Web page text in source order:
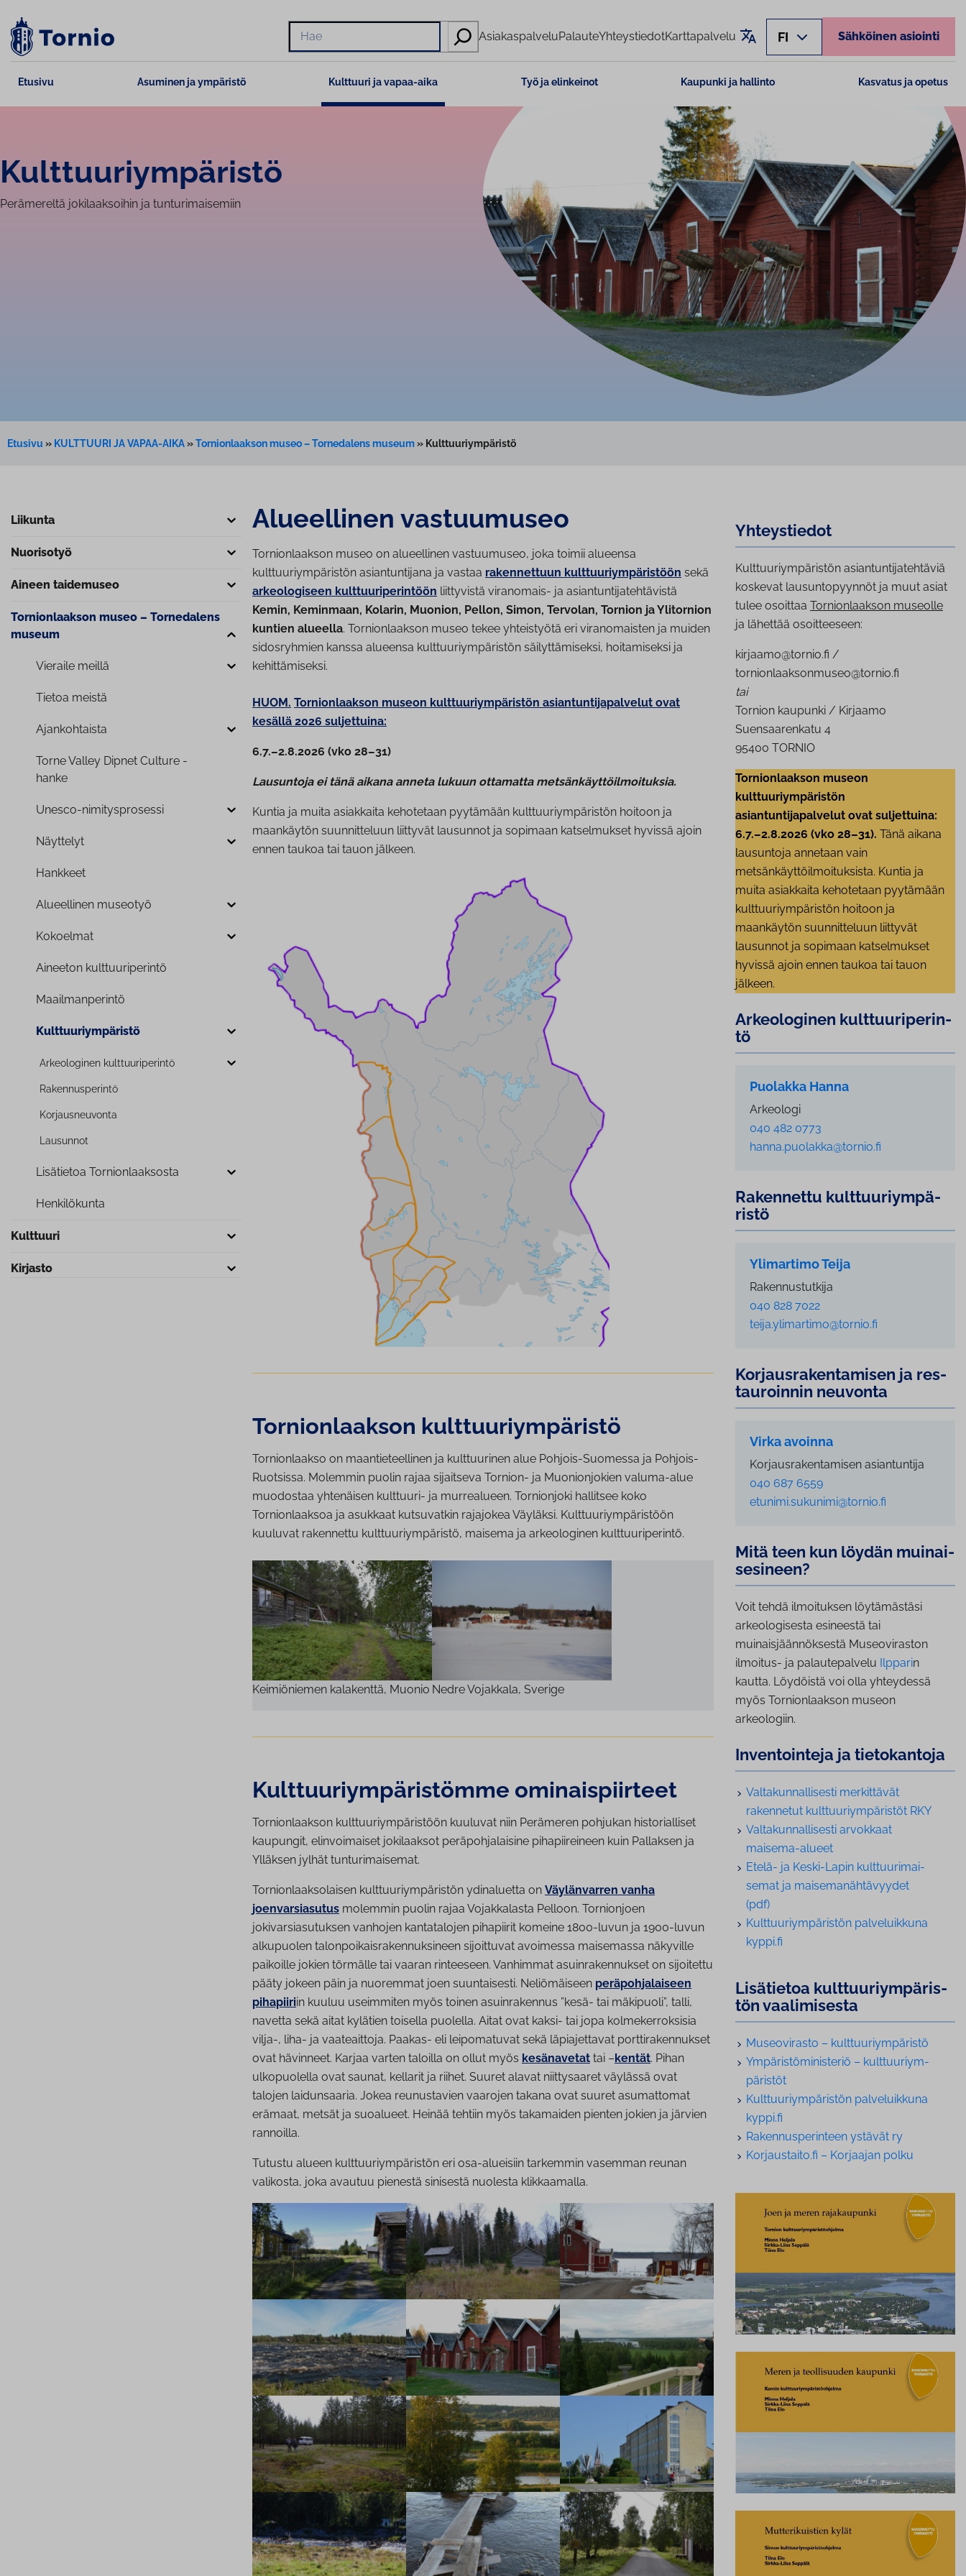
sisältöön
Hae
AsiakaspalveluPalauteYhteystiedotKarttapalvelu Käännä sivu
FI Sähköinen asiointi
Etusivu Asuminen ja ympäristö Kulttuuri ja vapaa-aika Työ ja elinkeinot Kaupunki ja hallinto Kasvatus ja opetus
Kult­tuu­riym­pä­ris­tö
Perämereltä jokilaaksoihin ja tunturimaisemiin
Etusivu » KULTTUURI JA VAPAA-AIKA»Tornionlaakson museo – Tornedalens museum» Kulttuuriympäristö
Liikunta
Nuorisotyö
Aineen taidemuseo
Tor­nion­laak­son museo – Tornedalens
museum
Vieraile meillä
Tietoa meistä
Ajan­koh­tais­ta
Torne Valley Dipnet Culture -
hanke
Unesco-ni­mi­tyspro­ses­si
Näyttelyt
Hankkeet
Alueellinen museotyö
Kokoelmat
Aineeton kult­tuu­ri­pe­rin­tö
Maa­il­man­pe­rin­tö
Kult­tuu­riym­pä­ris­tö
Ar­keo­lo­gi­nen kult­tuu­ri­pe­rin­tö
Ra­ken­nus­pe­rin­tö
Kor­jaus­neu­von­ta
Lausunnot
Lisätietoa Tor­nion­laak­sos­ta
Hen­ki­lö­kun­ta
Kulttuuri
Kirjasto
Alueellinen vastuumuseo
Tornionlaakson museo on alueellinen vastuumuseo, joka toimii alueensa
kulttuuriympäristön asiantuntijana ja vastaa rakennettuun kulttuuriympäristöön sekä
arkeologiseen kulttuuriperintöön liittyvistä viranomais- ja asiantuntijatehtävistä
Kemin, Keminmaan, Kolarin, Muonion, Pellon, Simon, Tervolan, Tornion ja Ylitornion
kuntien alueella. Tornionlaakson museo tekee yhteistyötä eri viranomaisten ja muiden
sidosryhmien kanssa alueensa kulttuuriympäristön säilyttämiseksi, hoitamiseksi ja
kehittämiseksi.
HUOM. Tornionlaakson museon kulttuuriympäristön asiantuntijapalvelut ovat
kesällä 2026 suljettuina:
6.7.–2.8.2026 (vko 28–31)
Lausuntoja ei tänä aikana anneta lukuun ottamatta metsänkäyttöilmoituksia.
Kuntia ja muita asiakkaita kehotetaan pyytämään kulttuuriympäristön hoitoon ja
maankäytön suunnitteluun liittyvät lausunnot ja sopimaan katselmukset hyvissä ajoin
ennen taukoa tai tauon jälkeen.
Tor­nion­laak­son kult­tuu­riym­pä­ris­tö
Tornionlaakso on maantieteellinen ja kulttuurinen alue Pohjois-Suomessa ja Pohjois-
Ruotsissa. Molemmin puolin rajaa sijaitseva Tornion- ja Muonionjokien valuma-alue
muodostaa yhtenäisen kulttuuri- ja murrealueen. Tornionjoki hallitsee koko
Tornionlaaksoa ja asukkaat kutsuvatkin rajajokea Väyläksi. Kulttuuriympäristöön
kuuluvat rakennettu kulttuuriympäristö, maisema ja arkeologinen kulttuuriperintö.
Keimiöniemen kalakenttä, Muonio Nedre Vojakkala, Sverige
Kult­tuu­riym­pä­ris­töm­me omi­nais­piir­teet
Tornionlaakson kulttuuriympäristöön kuuluvat niin Perämeren pohjukan historialliset
kaupungit, elinvoimaiset jokilaaksot peräpohjalaisine pihapiireineen kuin Pallaksen ja
Ylläksen jylhät tunturimaisemat.
Tornionlaaksolaisen kulttuuriympäristön ydinaluetta on Väylänvarren vanha
joenvarsiasutus molemmin puolin rajaa Vojakkalasta Pelloon. Tornionjoen
jokivarsiasutuksen vanhojen kantatalojen pihapiirit komeine 1800-luvun ja 1900-luvun
alkupuolen talonpoikaisrakennuksineen sijoittuvat avoimessa maisemassa näkyville
paikoille jokien törmälle tai vaaran rinteeseen. Vanhimmat asuinrakennukset on sijoitettu
pääty jokeen päin ja nuoremmat joen suuntaisesti. Neliömäiseen peräpohjalaiseen
pihapiiriin kuuluu useimmiten myös toinen asuinrakennus ”kesä- tai mäkipuoli”, talli,
navetta sekä aitat kylätien toisella puolella. Aitat ovat kaksi- tai jopa kolmekerroksisia
vilja-, liha- ja vaateaittoja. Paakas- eli leipomatuvat sekä läpiajettavat porttirakennukset
ovat hävinneet. Karjaa varten taloilla on ollut myös kesänavetat tai –kentät. Pihan
ulkopuolella ovat saunat, kellarit ja riihet. Suuret alavat niittysaaret väylässä ovat
talojen laidunsaaria. Jokea reunustavien vaarojen takana ovat suuret asumattomat
erämaat, metsät ja suoalueet. Heinää tehtiin myös takamaiden pienten jokien ja järvien
rannoilla.
Tutustu alueen kulttuuriympäristön eri osa-alueisiin tarkemmin vasemman reunan
valikosta, joka avautuu pienestä sinisestä nuolesta klikkaamalla.
Yh­teys­tie­dot
Kulttuuriympäristön asiantuntijatehtäviä
koskevat lausuntopyynnöt ja muut asiat
tulee osoittaa Tornionlaakson museolle
ja lähettää osoitteeseen:
kirjaamo@tornio.fi /
tornionlaaksonmuseo@tornio.fi
tai
Tornion kaupunki / Kirjaamo
Suensaarenkatu 4
95400 TORNIO
Tornionlaakson museon
kulttuuriympäristön
asiantuntijapalvelut ovat suljettuina:
6.7.–2.8.2026 (vko 28–31). Tänä aikana
lausuntoja annetaan vain
metsänkäyttöilmoituksista. Kuntia ja
muita asiakkaita kehotetaan pyytämään
kulttuuriympäristön hoitoon ja
maankäytön suunnitteluun liittyvät
lausunnot ja sopimaan katselmukset
hyvissä ajoin ennen taukoa tai tauon
jälkeen.
Ar­keo­lo­gi­nen kult­tuu­ri­pe­rin­
tö
Puolakka Hanna
Arkeologi
040 482 0773
hanna.puolakka@tornio.fi
Rakennettu kult­tuu­riym­pä­
ris­tö
Ylimartimo Teija
Rakennustutkija
040 828 7022
teija.ylimartimo@tornio.fi
Kor­jaus­ra­ken­ta­mi­sen ja res­
tau­roin­nin neuvonta
Virka avoinna
Korjausrakentamisen asiantuntija
040 687 6559
etunimi.sukunimi@tornio.fi
Mitä teen kun löydän mui­nai­
se­si­neen?
Voit tehdä ilmoituksen löytämästäsi
arkeologisesta esineestä tai
muinaisjäännöksestä Museoviraston
ilmoitus- ja palautepalvelu Ilpparin
kautta. Löydöistä voi olla yhteydessä
myös Tornionlaakson museon
arkeologiin.
In­ven­toin­te­ja ja tie­to­kan­to­ja
Val­ta­kun­nal­li­ses­ti merkittävät
rakennetut kult­tuu­riym­pä­ris­töt RKY
Val­ta­kun­nal­li­ses­ti arvokkaat
maisema-alueet
Etelä- ja Keski-Lapin kult­tuu­ri­mai­
se­mat ja mai­se­ma­näh­tä­vyy­det
(pdf)
Kult­tuu­riym­pä­ris­tön pal­ve­luik­ku­na
kyppi.fi
Lisätietoa kult­tuu­riym­pä­ris­
tön vaa­li­mi­ses­ta
Museo­vi­ras­to – kult­tuu­riym­pä­ris­tö
Ym­pä­ris­tö­mi­nis­te­riö – kult­tuu­riym­
pä­ris­töt
Kult­tuu­riym­pä­ris­tön pal­ve­luik­ku­na
kyppi.fi
Ra­ken­nus­pe­rin­teen ystävät ry
Kor­jaus­tai­to.fi – Korjaajan polku